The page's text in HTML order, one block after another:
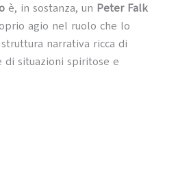
è, in sostanza, un Peter Falk
agio nel ruolo che lo
narrativa ricca di
situazioni spiritose e